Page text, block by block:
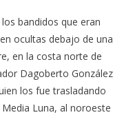
bandidos que eran
ocultas debajo de una
en la costa norte de
Dagoberto González
los fue trasladando
Luna, al noroeste